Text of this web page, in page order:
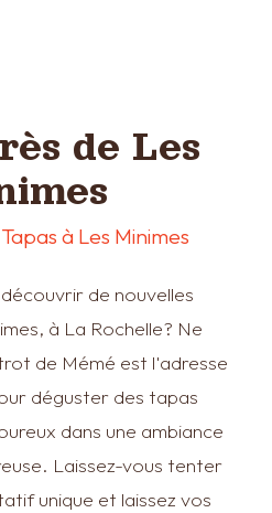
de Les
à Les Minimes
de nouvelles
à La Rochelle? Ne
de Mémé est l'adresse
déguster des tapas
dans une ambiance
Laissez-vous tenter
unique et laissez vos